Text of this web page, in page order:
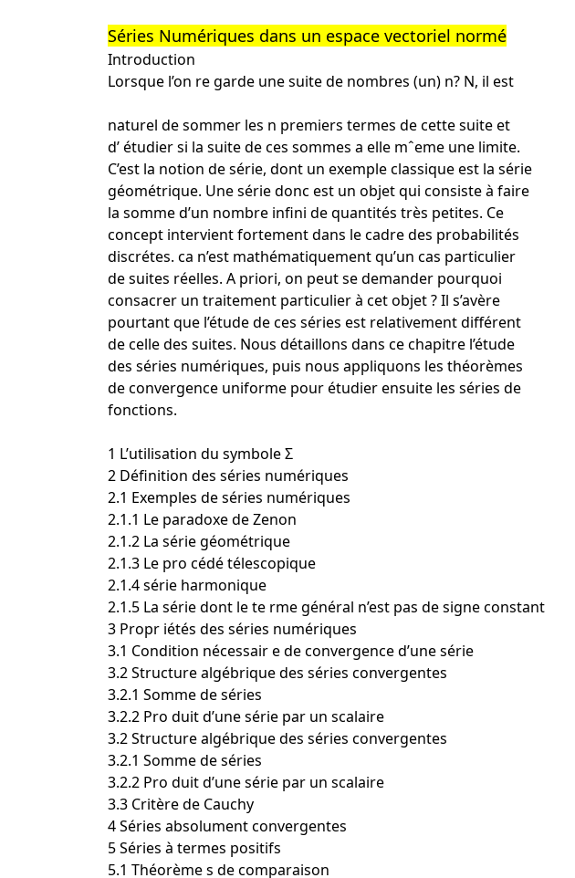
Séries Numériques dans un espace vectoriel normé
Introduction
Lorsque l’on re garde une suite de nombres (un) n? N, il est
naturel de sommer les n premiers termes de cette suite et
d’ étudier si la suite de ces sommes a elle mˆeme une limite.
C’est la notion de série, dont un exemple classique est la série
géométrique. Une série donc est un objet qui consiste à faire
la somme d’un nombre infini de quantités très petites. Ce
concept intervient fortement dans le cadre des probabilités
discrétes. ca n’est mathématiquement qu’un cas particulier
de suites réelles. A priori, on peut se demander pourquoi
consacrer un traitement particulier à cet objet ? Il s’avère
pourtant que l’étude de ces séries est relativement différent
de celle des suites. Nous détaillons dans ce chapitre l’étude
des séries numériques, puis nous appliquons les théorèmes
de convergence uniforme pour étudier ensuite les séries de
fonctions.
1 L’utilisation du symbole Σ
2 Définition des séries numériques
2.1 Exemples de séries numériques
2.1.1 Le paradoxe de Zenon
2.1.2 La série géométrique
2.1.3 Le pro cédé télescopique
2.1.4 série harmonique
2.1.5 La série dont le te rme général n’est pas de signe constant
3 Propr iétés des séries numériques
3.1 Condition nécessair e de convergence d’une série
3.2 Structure algébrique des séries convergentes
3.2.1 Somme de séries
3.2.2 Pro duit d’une série par un scalaire
3.2 Structure algébrique des séries convergentes
3.2.1 Somme de séries
3.2.2 Pro duit d’une série par un scalaire
3.3 Critère de Cauchy
4 Séries absolument convergentes
5 Séries à termes positifs
5.1 Théorème s de comparaison